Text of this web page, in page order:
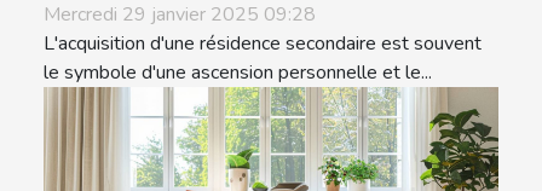
Mercredi 29 janvier 2025 09:28
L'acquisition d'une résidence secondaire est souvent
le symbole d'une ascension personnelle et le...